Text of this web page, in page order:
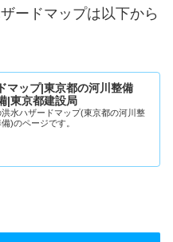
ードマップは以下から
マップ|東京都の河川整備
|東京都建設局
水ハザードマップ(東京都の河川整
)のページです。